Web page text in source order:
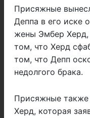
Присяжные
Деппа в его иске
жены Эмбер Херд,
том, что Херд
том, что Депп
недолгого брака.
Присяжные также
Херд, которая